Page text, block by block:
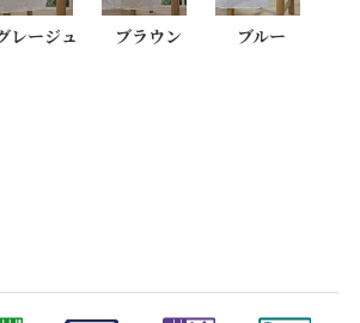
レージュ ブラウン ブルー